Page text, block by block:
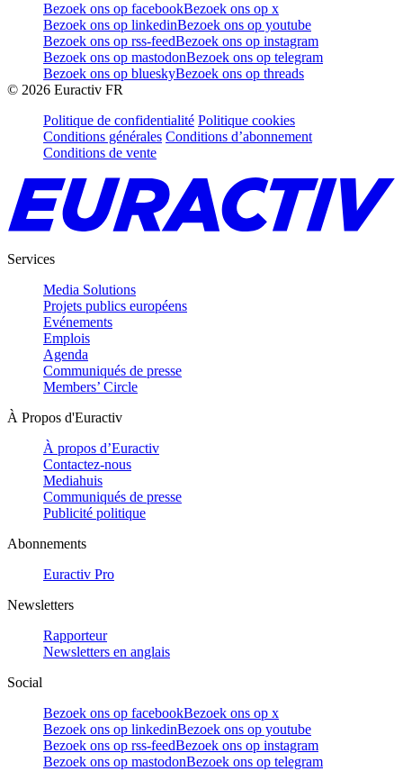
Bezoek ons op facebookBezoek ons op x
Bezoek ons op linkedinBezoek ons op youtube
Bezoek ons op rss-feedBezoek ons op instagram
Bezoek ons op mastodonBezoek ons op telegram
Bezoek ons op blueskyBezoek ons op threads
© 2026 Euractiv FR
Politique de confidentialité Politique cookies
Conditions générales Conditions d’abonnement
Conditions de vente
Services
Media Solutions
Projets publics européens
Evénements
Emplois
Agenda
Communiqués de presse
Members’ Circle
À Propos d'Euractiv
À propos d’Euractiv
Contactez-nous
Mediahuis
Communiqués de presse
Publicité politique
Abonnements
Euractiv Pro
Newsletters
Rapporteur
Newsletters en anglais
Social
Bezoek ons op facebookBezoek ons op x
Bezoek ons op linkedinBezoek ons op youtube
Bezoek ons op rss-feedBezoek ons op instagram
Bezoek ons op mastodonBezoek ons op telegram